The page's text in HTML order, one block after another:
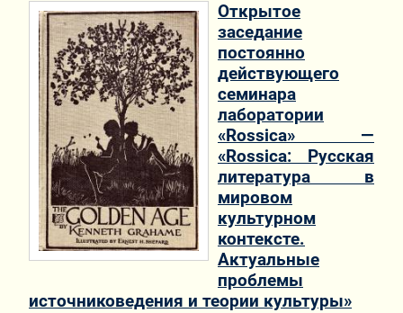
Открытое
заседание
постоянно
действующего
семинара
лаборатории
«Rossica» —
«Rossiсa: Русская
литература в
мировом
культурном
контексте.
Актуальные
проблемы
источниковедения и теории культуры»